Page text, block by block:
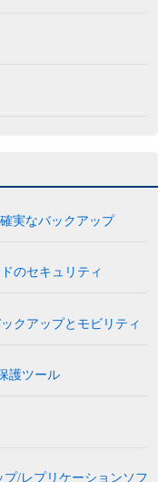
実なバックアップ
のセキュリティ
クアップとモビリティ
護ツール
プ/レプリケーションソフ